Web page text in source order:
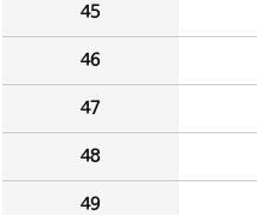
45
46
47
48
49